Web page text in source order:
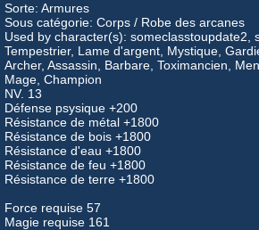
Sorte: Armures
Sous catégorie: Corps/ Robe des arcanes
Used by character(s): someclasstoupdate2,
Tempestrier, Lame d'argent, Mystique,
Archer, Assassin, Barbare, Toximancien,
Mage, Champion
NV. 13
Défense psysique +200
Résistance de métal +1800
Résistance de bois +1800
Résistance d'eau +1800
Résistance de feu +1800
Résistance de terre +1800
Force requise 57
Magie requise 161